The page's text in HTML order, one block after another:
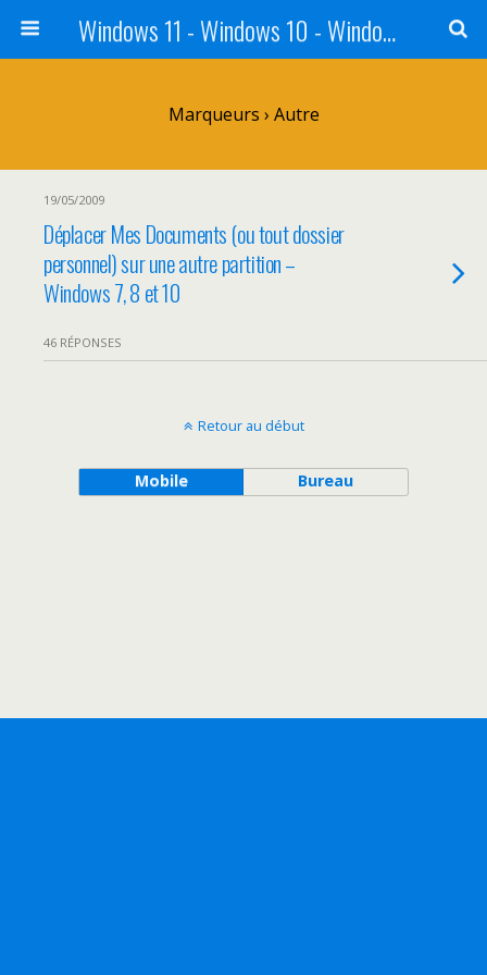
Windows 11 - Windows 10 - Windows 8 - Windows 7 - VISTA
Marqueurs › Autre
19/05/2009
Déplacer Mes Documents (ou tout dossier
personnel) sur une autre partition –
Windows 7, 8 et 10
46 RÉPONSES
Retour au début
Mobile Bureau